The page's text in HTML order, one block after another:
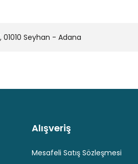
Seyhan - Adana
Ürün Seçenekleri
Alışveriş
Mesafeli Satış Sözleşmesi